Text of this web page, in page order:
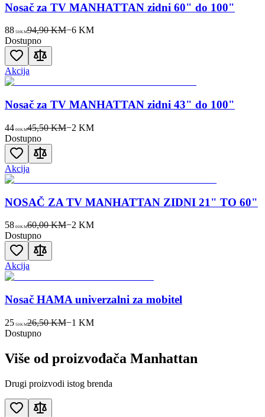
Nosač za TV MANHATTAN zidni 60" do 100"
88 50KM94,90 KM−6KM
Dostupno
Akcija
Nosač za TV MANHATTAN zidni 43" do 100"
44 00KM45,50 KM−2 KM
Dostupno
Akcija
NOSAČ ZA TV MANHATTAN ZIDNI 21" TO 60"
58 00KM60,00 KM−2 KM
Dostupno
Akcija
Nosač HAMA univerzalni za mobitel
25 50KM26,50 KM−1 KM
Dostupno
Više od proizvođača Manhattan
Drugi proizvodi istog brenda